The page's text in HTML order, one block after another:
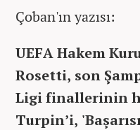
Çoban'ın yazısı:
UEFA Hakem
Rosetti, son
Ligi finallerinin
Turpin’i,